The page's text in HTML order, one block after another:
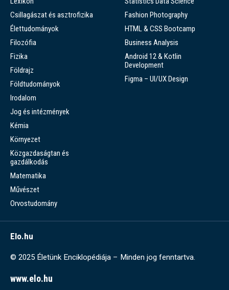
Csillagászat és asztrofizika
Élettudományok
Filozófia
Fizika
Földrajz
Földtudományok
Irodalom
Jog és intézmények
Kémia
Környezet
Közgazdaságtan és
gazdálkodás
Matematika
Művészet
Orvostudomány
Fashion Photography
HTML & CSS Bootcamp
Business Analysis
Android 12 & Kotlin
Development
Figma – UI/UX Design
Elo.hu
© 2025 Életünk Enciklopédiája – Minden jog fenntartva.
www.elo.hu